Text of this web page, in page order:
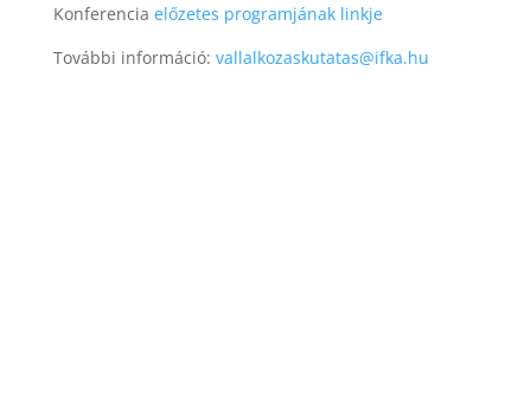
Konferencia előzetes programjának linkje
További információ: vallalkozaskutatas@ifka.hu